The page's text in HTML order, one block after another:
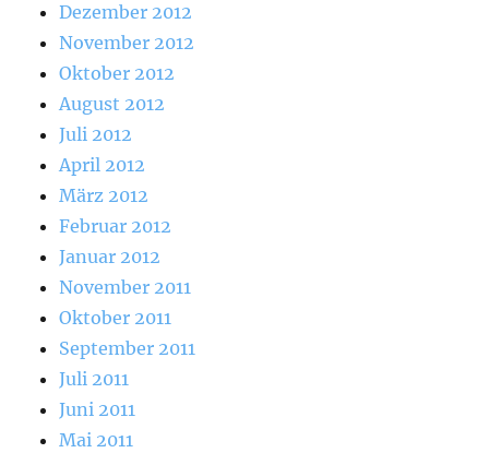
Dezember 2012
November 2012
Oktober 2012
August 2012
Juli 2012
April 2012
März 2012
Februar 2012
Januar 2012
November 2011
Oktober 2011
September 2011
Juli 2011
Juni 2011
Mai 2011